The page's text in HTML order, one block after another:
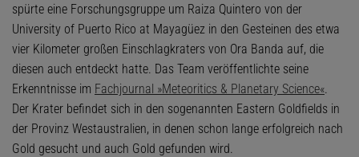
spürte eine Forschungsgruppe um Raiza Quintero von der
University of Puerto Rico at Mayagüez in den Gesteinen des etwa
vier Kilometer großen Einschlagkraters von Ora Banda auf, die
diesen auch entdeckt hatte. Das Team veröffentlichte seine
Erkenntnisse im Fachjournal »Meteoritics & Planetary Science«.
Der Krater befindet sich in den sogenannten Eastern Goldfields in
der Provinz Westaustralien, in denen schon lange erfolgreich nach
Gold gesucht und auch Gold gefunden wird.